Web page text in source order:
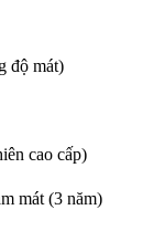
độ mát)
cao cấp)
mát (3 năm)